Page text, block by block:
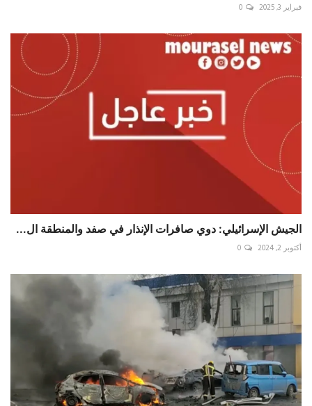
فبراير 3, 2025 0
الجيش الإسرائيلي: دوي صافرات الإنذار في صفد والمنطقة ال...
أكتوبر 2, 2024 0